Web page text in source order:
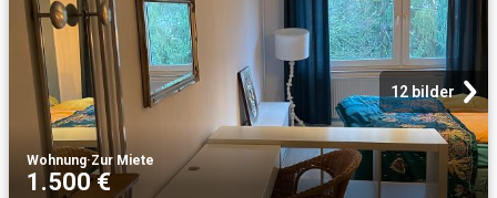
12 bilder
Wohnung·Zur Miete
1.500 €